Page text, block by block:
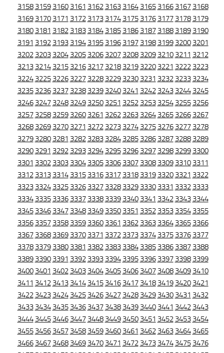
3158 3159 3160 3161 3162 3163 3164 3165 3166 3167 3168
3169 3170 3171 3172 3173 3174 3175 3176 3177 3178 3179
3180 3181 3182 3183 3184 3185 3186 3187 3188 3189 3190
3191 3192 3193 3194 3195 3196 3197 3198 3199 3200 3201
3202 3203 3204 3205 3206 3207 3208 3209 3210 3211 3212
3213 3214 3215 3216 3217 3218 3219 3220 3221 3222 3223
3224 3225 3226 3227 3228 3229 3230 3231 3232 3233 3234
3235 3236 3237 3238 3239 3240 3241 3242 3243 3244 3245
3246 3247 3248 3249 3250 3251 3252 3253 3254 3255 3256
3257 3258 3259 3260 3261 3262 3263 3264 3265 3266 3267
3268 3269 3270 3271 3272 3273 3274 3275 3276 3277 3278
3279 3280 3281 3282 3283 3284 3285 3286 3287 3288 3289
3290 3291 3292 3293 3294 3295 3296 3297 3298 3299 3300
3301 3302 3303 3304 3305 3306 3307 3308 3309 3310 3311
3312 3313 3314 3315 3316 3317 3318 3319 3320 3321 3322
3323 3324 3325 3326 3327 3328 3329 3330 3331 3332 3333
3334 3335 3336 3337 3338 3339 3340 3341 3342 3343 3344
3345 3346 3347 3348 3349 3350 3351 3352 3353 3354 3355
3356 3357 3358 3359 3360 3361 3362 3363 3364 3365 3366
3367 3368 3369 3370 3371 3372 3373 3374 3375 3376 3377
3378 3379 3380 3381 3382 3383 3384 3385 3386 3387 3388
3389 3390 3391 3392 3393 3394 3395 3396 3397 3398 3399
3400 3401 3402 3403 3404 3405 3406 3407 3408 3409 3410
3411 3412 3413 3414 3415 3416 3417 3418 3419 3420 3421
3422 3423 3424 3425 3426 3427 3428 3429 3430 3431 3432
3433 3434 3435 3436 3437 3438 3439 3440 3441 3442 3443
3444 3445 3446 3447 3448 3449 3450 3451 3452 3453 3454
3455 3456 3457 3458 3459 3460 3461 3462 3463 3464 3465
3466 3467 3468 3469 3470 3471 3472 3473 3474 3475 3476